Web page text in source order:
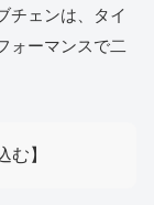
チェンは、タイ
ォーマンスで二
む】